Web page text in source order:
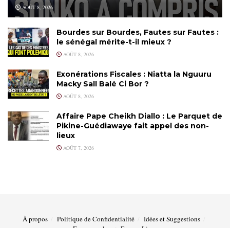
AOÛT 8, 2026
Bourdes sur Bourdes, Fautes sur Fautes :
le sénégal mérite-t-il mieux ?
AOÛT 8, 2026
Exonérations Fiscales : Niatta la Nguuru
Macky Sall Balé Ci Bor ?
AOÛT 8, 2026
Affaire Pape Cheikh Diallo : Le Parquet de
Pikine-Guédiawaye fait appel des non-
lieux
AOÛT 7, 2026
À propos Politique de Confidentialité
Idées et Suggestions